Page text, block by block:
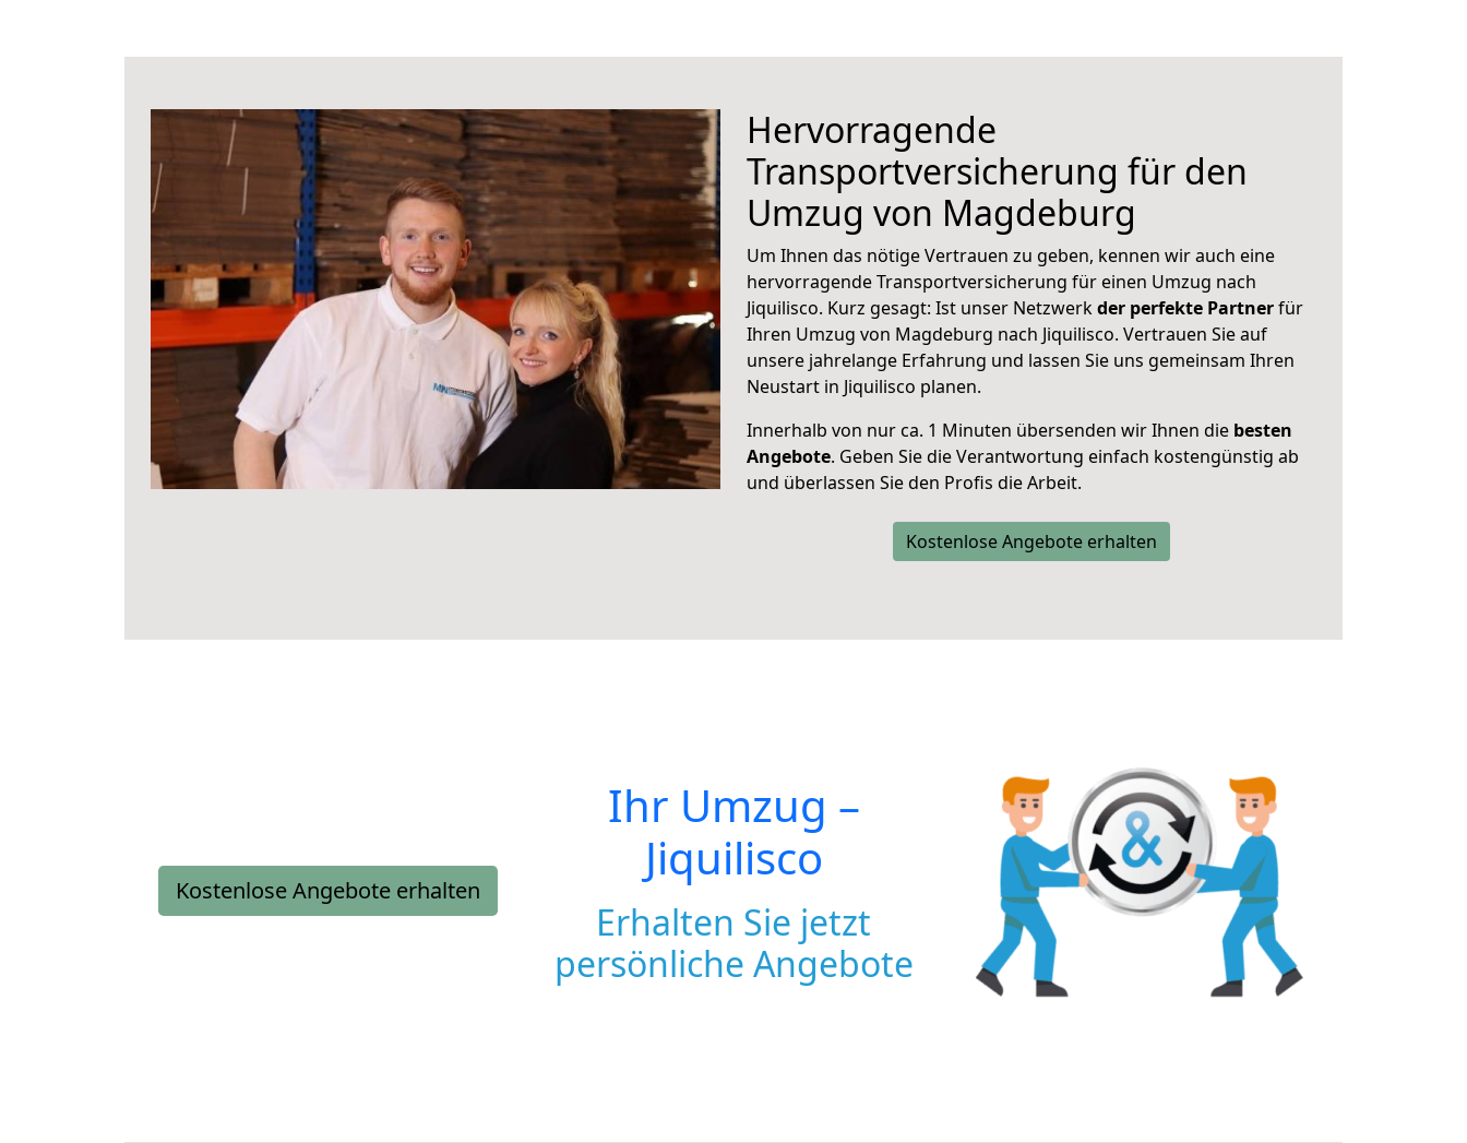
Hervorragende
Transportversicherung für den
Umzug von Magdeburg
Um Ihnen das nötige Vertrauen zu geben, kennen wir auch eine
hervorragende Transportversicherung für einen Umzug nach
Jiquilisco. Kurz gesagt: Ist unser Netzwerkder perfekte Partnerfür
Ihren Umzug von Magdeburg nach Jiquilisco. Vertrauen Sie auf
unsere jahrelange Erfahrung und lassen Sie uns gemeinsam Ihren
Neustart in Jiquilisco planen.
Innerhalb von nur ca. 1 Minuten übersenden wir Ihnen die besten
Angebote. Geben Sie die Verantwortung einfach kostengünstig ab
und überlassen Sie den Profis die Arbeit.
Kostenlose Angebote erhalten
Kostenlose Angebote erhalten
Ihr Umzug –
Jiquilisco
Erhalten Sie jetzt
persönliche Angebote